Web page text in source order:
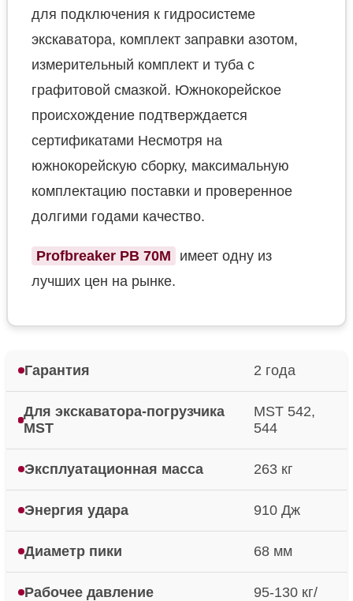
для подключения к гидросистеме
экскаватора, комплект заправки азотом,
измерительный комплект и туба с
графитовой смазкой. Южнокорейское
происхождение подтверждается
сертификатами Несмотря на
южнокорейскую сборку, максимальную
комплектацию поставки и проверенное
долгими годами качество.
Profbreaker PB 70M
имеет одну из
лучших цен на рынке.
Гарантия 2 года
Для экскаватора-погрузчика
MST
MST 542,
544
Эксплуатационная масса 263 кг
Энергия удара 910 Дж
Диаметр пики 68 мм
Рабочее давление
95-130 кг/